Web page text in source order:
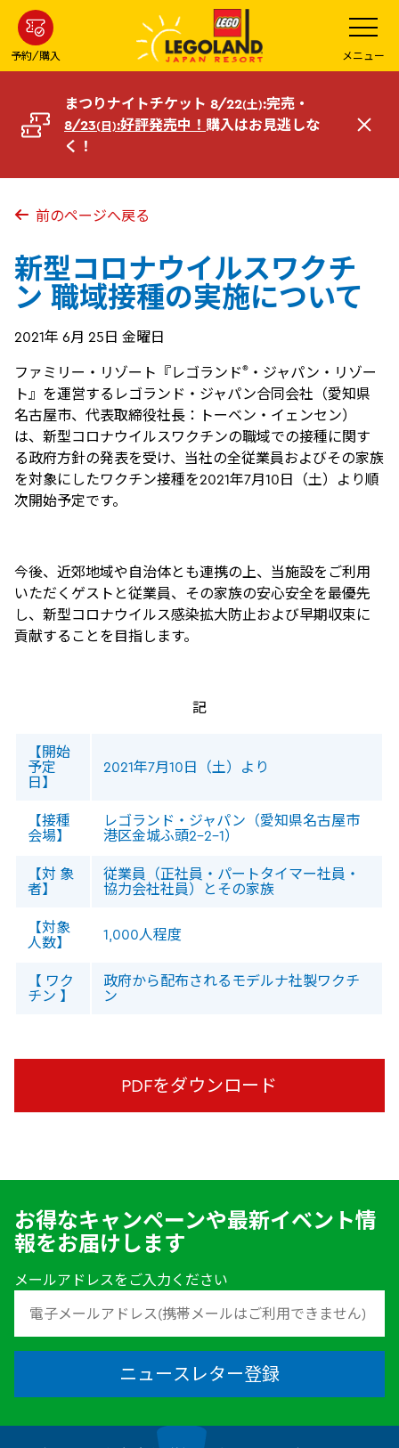
ン
コ
へ
予約/購入
メ
ニ
ュ
ー
を
開
メニュー
まつりナイトチケット 8/22(土):完売・
8/23(日):好評発売中！ 購入はお見逃しな
く！
閉
前のページへ戻る
新型コロナウイルスワクチ
ン 職域接種の実施について
2021年 6月 25日 金曜日
ファミリー・リゾート『レゴランド® ・ジャパン・リゾー
ト』を運営するレゴランド・ジャパン合同会社（愛知県
名古屋市、代表取締役社長：トーベン・​イェンセン）
は、新型コロナウイルスワクチンの職域での接種に関す
る政府方針の発表を受け、当社の全従業員およびその家族
を対象にしたワクチン接種を2021年7月10日（土）より順
次開始予定です。
今後、近郊地域や自治体とも連携の上、当施設をご利用
いただくゲストと従業員、その家族の安心安全を最優先
し、新型コロナウイルス感染拡大防止および早期収束に
貢献することを目指します。
記
【開始
予定
日】
2021年7月10日（土）より
【接種
会場】
レゴランド・ジャパン（愛知県名古屋市
港区金城ふ頭2-2-1）
【対 象
者】
従業員（正社員・パートタイマー社員・
協力会社社員）とその家族
【対象
人数】
1,000人程度
【 ワク
チン 】
政府から配布されるモデルナ社製ワクチ
ン
PDFをダウンロード
お得なキャンペーンや最新イベント情
報をお届けします
メールアドレスをご入力ください
ニュースレター登録